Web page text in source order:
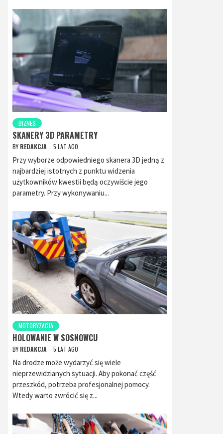
BIZNES
SKANERY 3D PARAMETRY
BY REDAKCJA 5 LAT AGO
Przy wyborze odpowiedniego skanera 3D jedną z
najbardziej istotnych z punktu widzenia
użytkowników kwestii będą oczywiście jego
parametry. Przy wykonywaniu...
MOTORYZACJA
HOLOWANIE W SOSNOWCU
BY REDAKCJA 5 LAT AGO
Na drodze może wydarzyć się wiele
nieprzewidzianych sytuacji. Aby pokonać część
przeszkód, potrzeba profesjonalnej pomocy.
Wtedy warto zwrócić się z...